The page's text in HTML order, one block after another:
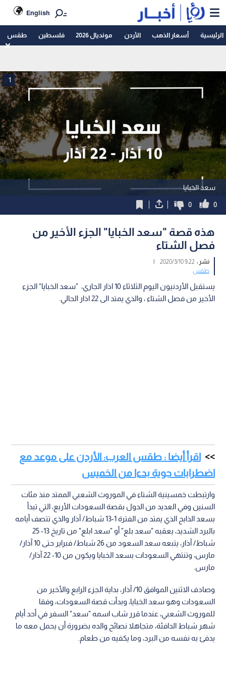
English
الرئيسية أسعار الذهب الأردن مونديال 2026 فلسطين طقس
سعد الخبايا
1
0
0
هذه قصة "سعد الخبايا" الجزء الأخير من
فصل الشتاء
نشر :9:22 2020/3/10
|
طقس
يستقبل الأردنيون اليوم الثلاثاء 10 اذار الجاري، "سعد الخبايا" الجزء
الأخير من فصل الشتاء ، والذي يمتد الى 22 اذار الحالي.
اقرأ أيضا : طقس العرب: الأردن على موعد مع
اضطرابات جوية بدءا من الخميس
وارتبطت خمسينية الشتاء في الموروث الشعبي الممتد منذ مئات
السنين وفي العديد من الدول بقصة السعودات الأربع، التي تبدأ
بسعد الذابح الذي يمتد من الفترة 1-13 شباط/ آذار والذي تتصف أيامه
بالبرد الشديد، يعقبه "سعد بلع" أو "سعد ابلع" من تاريخ 13- 25
شباط/ آذار، يتبعه سعد السعود من 26 شباط/ فبراير حتى 10 آذار/
مارس، وتنتهي السعودات بسعد الخبايا ويكون من 10- 22 آذار/
مارس.
وصادف الاثنين الموافق 10/ آذار، بداية الجزء الرابع والأخير من
السعودات وهو سعد الخبايا، وبدأت قصة السعودات، وفقا
للموروث الشعبي، عندما قرر شاب اسمه "سعد" السفر في أحد أيام
شهر شباط الدافئة، متجاهلا نصائح والده بضرورة أن يحمل معه ما
يدفئ به نفسه من البرد، وما يكفيه من طعام.